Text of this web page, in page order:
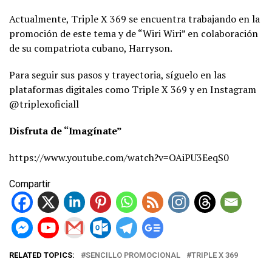
Actualmente, Triple X 369 se encuentra trabajando en la
promoción de este tema y de “Wiri Wiri” en colaboración
de su compatriota cubano, Harryson.
Para seguir sus pasos y trayectoria, síguelo en las
plataformas digitales como Triple X 369 y en Instagram
@triplexoficiall
Disfruta de “Imagínate”
https://www.youtube.com/watch?v=OAiPU3EeqS0
Compartir
RELATED TOPICS: SENCILLO PROMOCIONAL TRIPLE X 369